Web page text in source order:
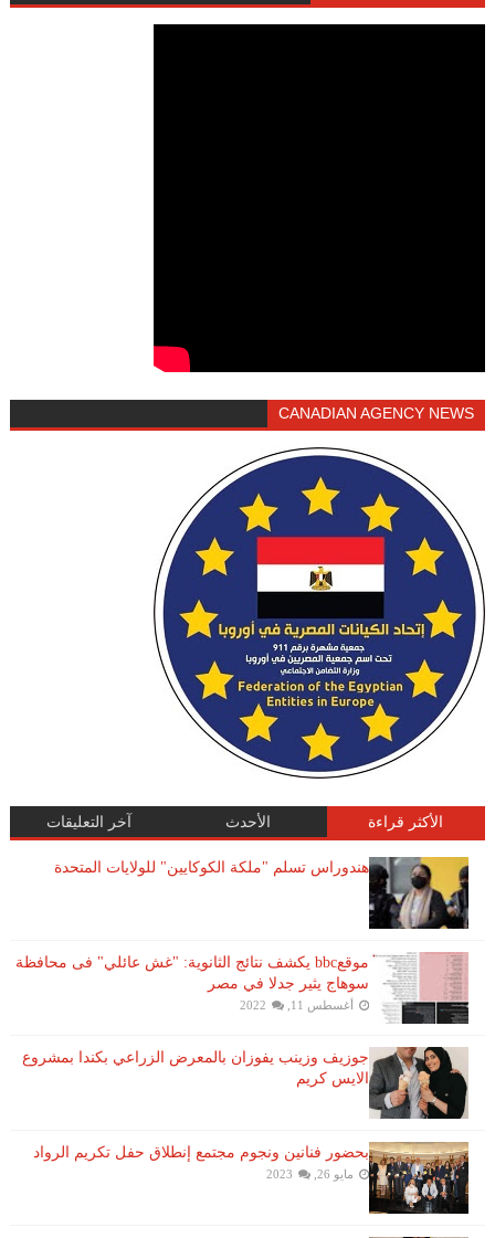
CANADIAN AGENCY NEWS
الأكثر قراءة الأحدث آخر التعليقات
هندوراس تسلم "ملكة الكوكايين" للولايات المتحدة
موقعbbc يكشف نتائج الثانوية: "غش عائلي" فى محافظة
سوهاج يثير جدلا في مصر
أغسطس 11, 2022
جوزيف وزينب يفوزان بالمعرض الزراعي بكندا بمشروع
الايس كريم
بحضور فنانين ونجوم مجتمع إنطلاق حفل تكريم الرواد
مايو 26, 2023